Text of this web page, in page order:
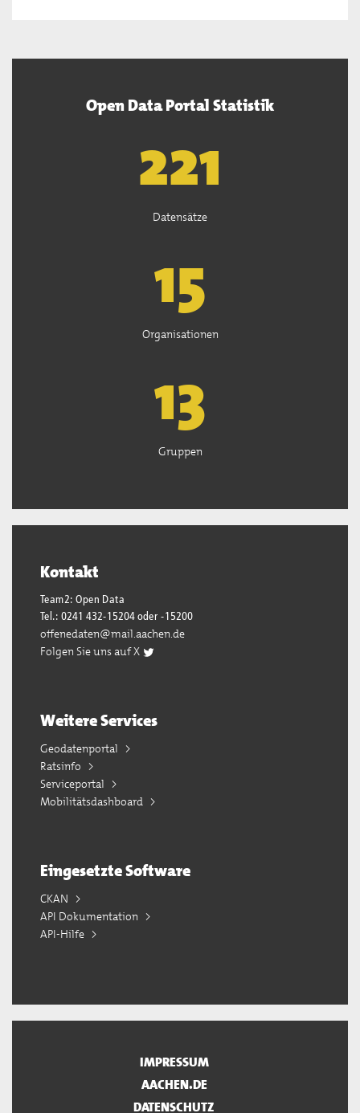
Open Data Portal Statistik
222
Datensätze
15
Organisationen
13
Gruppen
Kontakt
Team2: Open Data
Tel.: 0241 432-15204 oder -15200
offenedaten@mail.aachen.de
Folgen Sie uns auf X
Weitere Services
Geodatenportal
Ratsinfo
Serviceportal
Mobilitätsdashboard
Eingesetzte Software
CKAN
API Dokumentation
API-Hilfe
IMPRESSUM
AACHEN.DE
DATENSCHUTZ